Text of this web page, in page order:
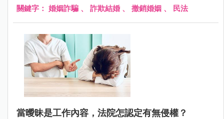
關鍵字： 婚姻詐騙 、 詐欺結婚 、 撤銷婚姻 、 民法
當曖昧是工作內容，法院怎認定有無侵權？